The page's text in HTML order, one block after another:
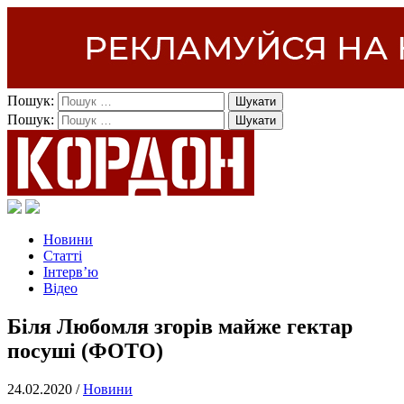
Пошук:
Пошук:
Новини
Статті
Інтерв’ю
Відео
Біля Любомля згорів майже гектар
посуші (ФОТО)
24.02.2020 /Новини